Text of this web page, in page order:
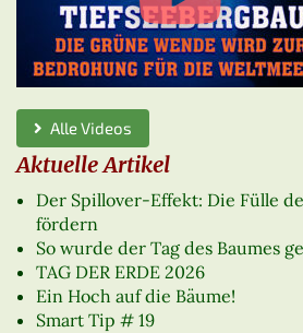
Alle Videos
Aktuelle Artikel
Der Spillover-Effekt: Die Fülle
fördern
So wurde der Tag des Baumes
TAG DER ERDE 2026
Ein Hoch auf die Bäume!
Smart Tip # 19